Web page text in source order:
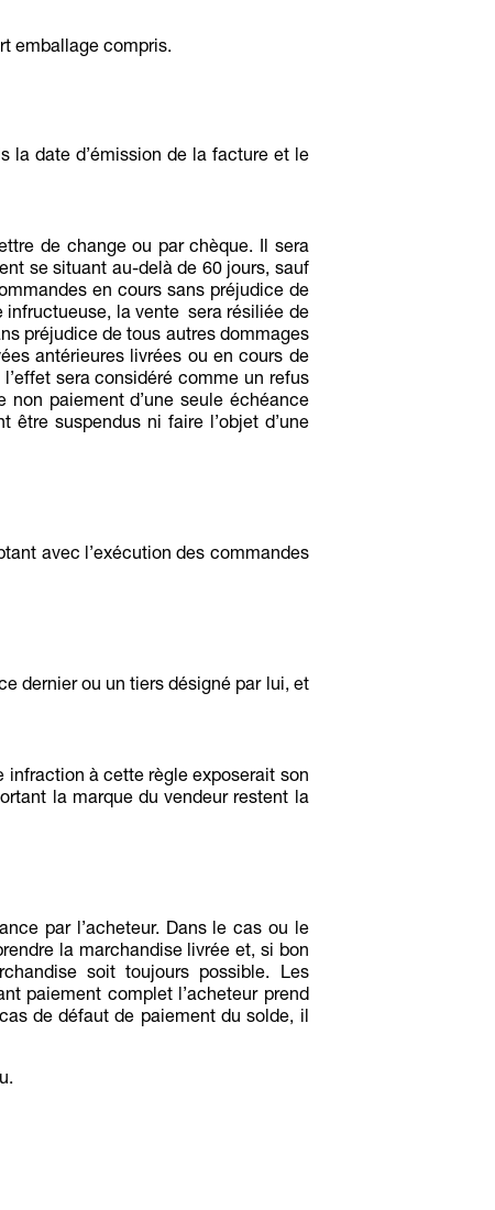
emballage compris.
la date d’émission de la facture et le
de change ou par chèque. Il sera
se situant au-delà de 60 jours, sauf
en cours sans préjudice de
infructueuse, la vente sera résiliée de
préjudice de tous autres dommages
antérieures livrées ou en cours de
sera considéré comme un refus
paiement d’une seule échéance
suspendus ni faire l’objet d’une
avec l’exécution des commandes
dernier ou un tiers désigné par lui, et
infraction à cette règle exposerait son
la marque du vendeur restent la
par l’acheteur. Dans le cas ou le
la marchandise livrée et, si bon
soit toujours possible. Les
paiement complet l’acheteur prend
de défaut de paiement du solde, il